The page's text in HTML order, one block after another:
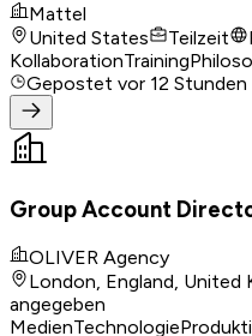
Mattel
United States
Teilzeit
KollaborationTraining
Gepostet vor 12 Stunden
Group Account
OLIVER Agency
London, England, United
angegeben
MedienTechnologie